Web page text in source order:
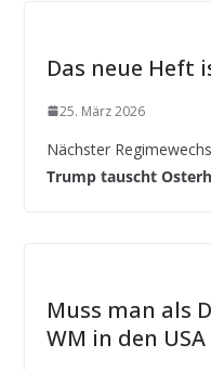
Das neue Heft
25. März 2026
Nächster
Trump tauscht
Muss man als
WM in den